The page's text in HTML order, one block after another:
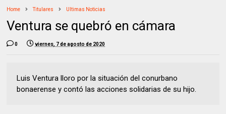
Home Titulares Ultimas Noticias
Ventura se quebró en cámara
0 viernes, 7 de agosto de 2020
Luis Ventura lloro por la situación del conurbano
bonaerense y contó las acciones solidarias de su hijo.